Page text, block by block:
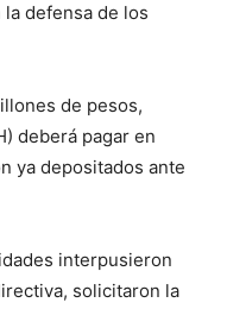
defensa de los
de pesos,
deberá pagar en
ya depositados ante
interpusieron
solicitaron la